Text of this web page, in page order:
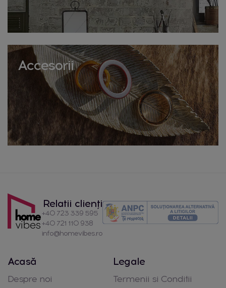
Accesorii
Relatii clienți
+40 723 339 595
+40 721 110 938
info@homevibes.ro
Acasă
Despre noi
Legale
Termenii si Conditii